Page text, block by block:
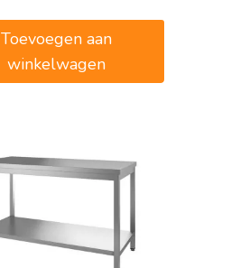
€447,00.
Toevoegen aan
winkelwagen